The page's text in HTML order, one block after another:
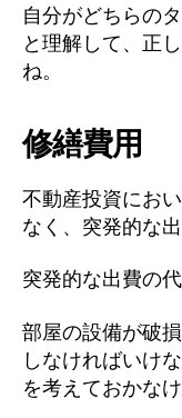
自分がどちらの
と理解して、正
ね。
修繕費用
不動産投資にお
なく、突発的な
突発的な出費の
部屋の設備が破
しなければいけ
を考えておかな